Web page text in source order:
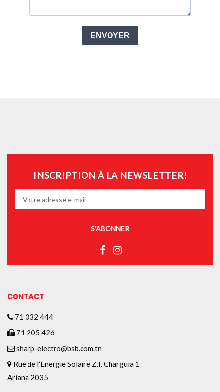
INSCRIPTION À LA NEWSLETTER!
S’ABONNER
CONTACT
71 332 444
71 205 426
sharp-electro@bsb.com.tn
Rue de l'Energie Solaire Z.I. Charguia 1
Ariana 2035